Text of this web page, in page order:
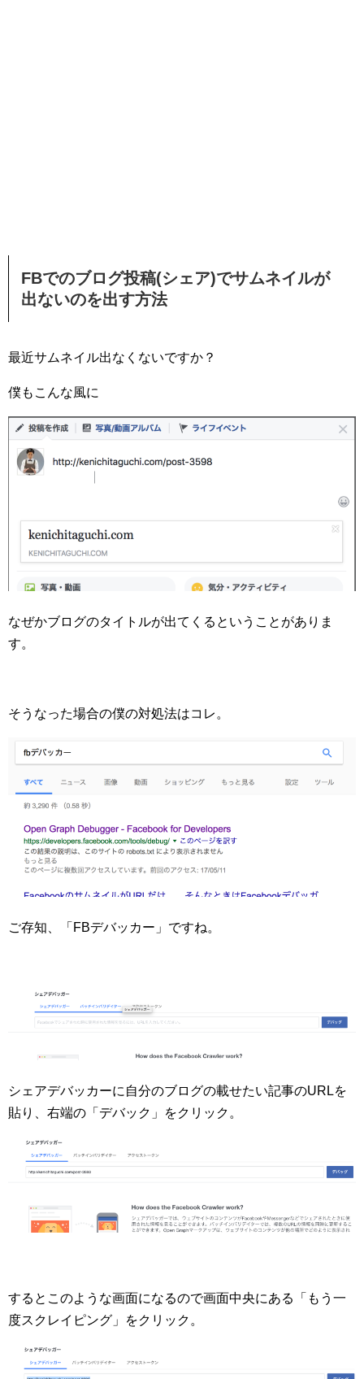
FBでのブログ投稿(シェア)でサムネイルが
出ないのを出す方法
最近サムネイル出なくないですか？
僕もこんな風に
なぜかブログのタイトルが出てくるということがありま
す。
そうなった場合の僕の対処法はコレ。
ご存知、「FBデバッカー」ですね。
シェアデバッカーに自分のブログの載せたい記事のURLを
貼り、右端の「デバック」をクリック。
するとこのような画面になるので画面中央にある「もう一
度スクレイピング」をクリック。